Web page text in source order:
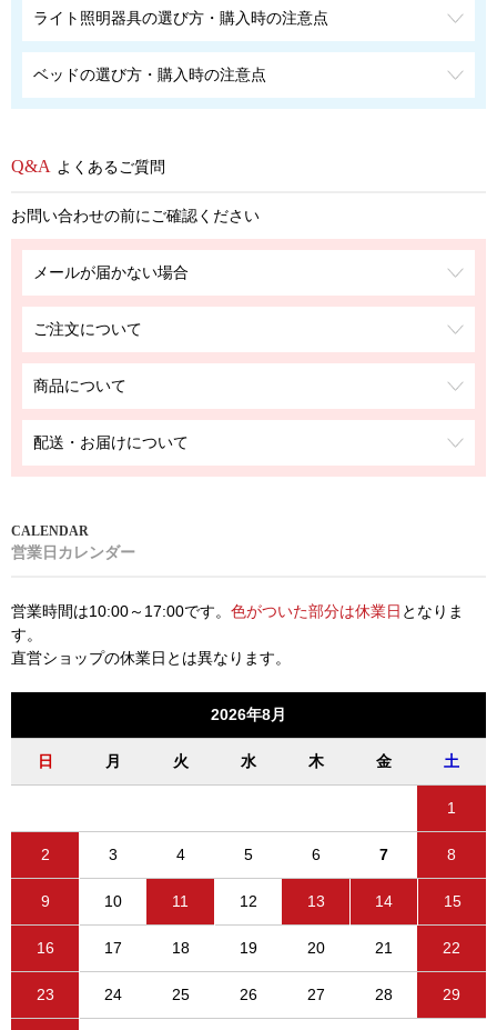
ライト照明器具の選び方・購入時の注意点
ベッドの選び方・購入時の注意点
よくあるご質問
お問い合わせの前にご確認ください
メールが届かない場合
ご注文について
商品について
配送・お届けについて
営業日カレンダー
営業時間は10:00～17:00です。 色がついた部分は休業日 となりま
す。
直営ショップの休業日とは異なります。
2026年8月
日 月 火 水 木 金 土
1
2 3 4 5 6 7 8
9 10 11 12 13 14 15
16 17 18 19 20 21 22
23 24 25 26 27 28 29